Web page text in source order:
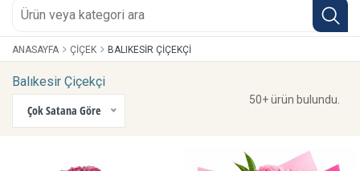
ANASAYFA ÇIÇEK BALIKESIR ÇIÇEKÇI
Balıkesir Çiçekçi
Çok Satana Göre
50+ ürün bulundu.